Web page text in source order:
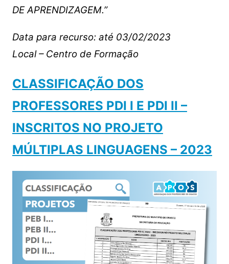
DE APRENDIZAGEM.”
Data para recurso: até 03/02/2023
Local – Centro de Formação
CLASSIFICAÇÃO DOS
PROFESSORES PDI I E PDI II –
INSCRITOS NO PROJETO
MÚLTIPLAS LINGUAGENS – 2023